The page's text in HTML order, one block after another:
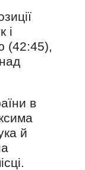
і
(42:45),
в
й